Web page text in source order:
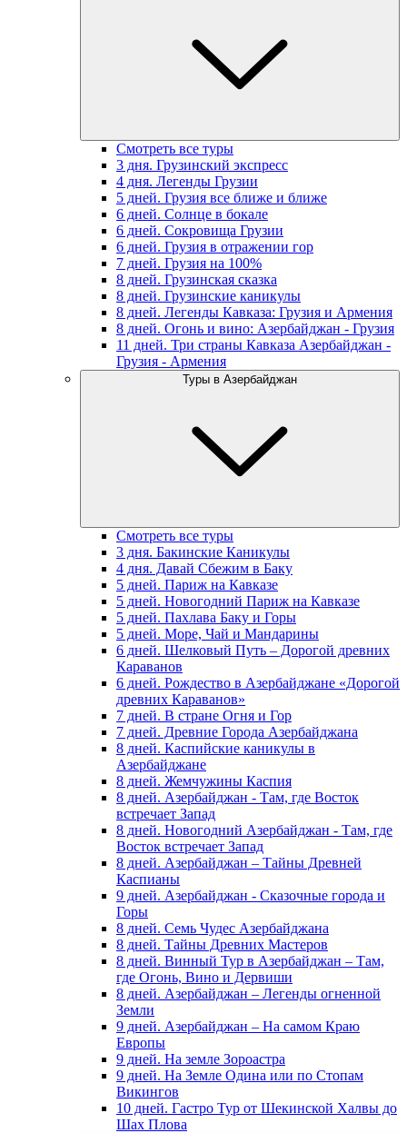
Смотреть все туры
3 дня. Грузинский экспресс
4 дня. Легенды Грузии
5 дней. Грузия все ближе и ближе
6 дней. Солнце в бокале
6 дней. Сокровища Грузии
6 дней. Грузия в отражении гор
7 дней. Грузия на 100%
8 дней. Грузинская сказка
8 дней. Грузинские каникулы
8 дней. Легенды Кавказа: Грузия и Армения
8 дней. Огонь и вино: Азербайджан - Грузия
11 дней. Три страны Кавказа Азербайджан -
Грузия - Армения
Туры в Азербайджан
Смотреть все туры
3 дня. Бакинские Каникулы
4 дня. Давай Сбежим в Баку
5 дней. Париж на Кавказе
5 дней. Новогодний Париж на Кавказе
5 дней. Пахлава Баку и Горы
5 дней. Море, Чай и Мандарины
6 дней. Шелковый Путь – Дорогой древних
Караванов
6 дней. Рождество в Азербайджане «Дорогой
древних Караванов»
7 дней. В стране Огня и Гор
7 дней. Древние Города Азербайджана
8 дней. Каспийские каникулы в
Азербайджане
8 дней. Жемчужины Каспия
8 дней. Азербайджан - Там, где Восток
встречает Запад
8 дней. Новогодний Азербайджан - Там, где
Восток встречает Запад
8 дней. Азербайджан – Тайны Древней
Каспианы
9 дней. Азербайджан - Сказочные города и
Горы
8 дней. Семь Чудес Азербайджана
8 дней. Тайны Древних Мастеров
8 дней. Винный Тур в Азербайджан – Там,
где Огонь, Вино и Дервиши
8 дней. Азербайджан – Легенды огненной
Земли
9 дней. Азербайджан – На самом Краю
Европы
9 дней. На земле Зороастра
9 дней. На Земле Одина или по Стопам
Викингов
10 дней. Гастро Тур от Шекинской Халвы до
Шах Плова